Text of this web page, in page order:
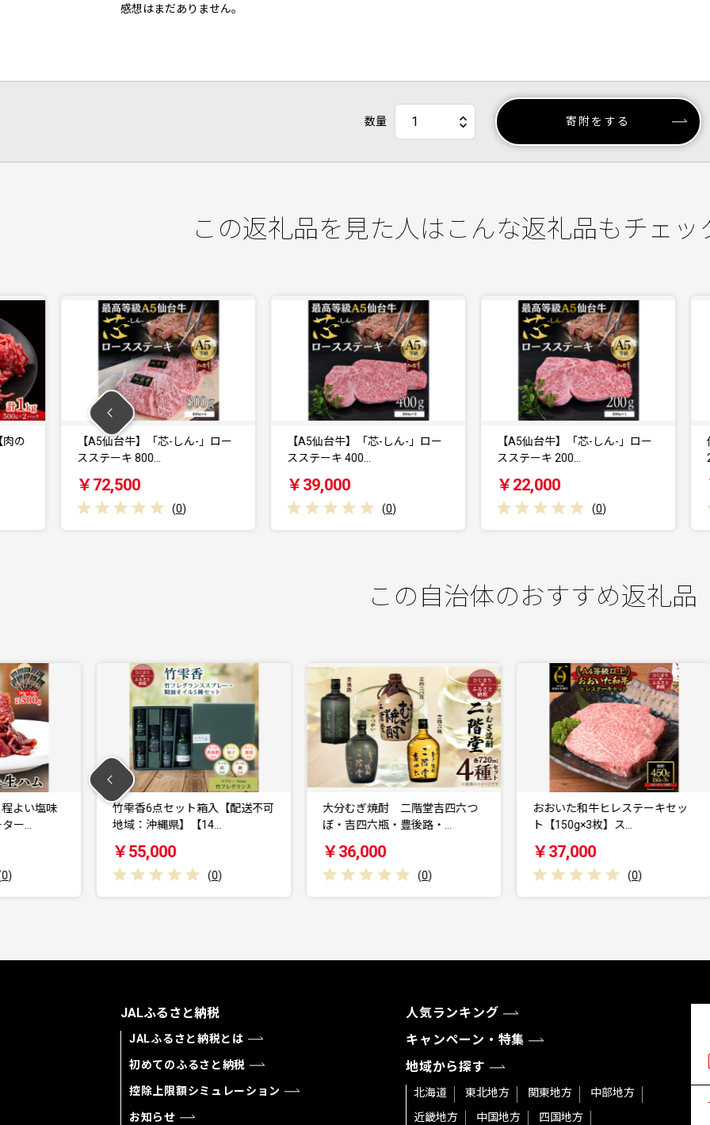
感想はまだありません。
数量 寄附をする
この返礼品を見た人はこんな返礼品もチェッ
芯-しん-」ロー
【A5仙台牛】「芯-しん-」ロー
スステーキ 400…
￥39,000
【A5仙台牛】「芯-しん-」ロー
スステーキ 200…
￥22,000
仙台厚切り 牛タン
2.0kg(500g×4) 本…
￥56,000
この自治体のおすすめ返礼品
箱入【配送不可
14…
大分むぎ焼酎 二階堂吉四六つ
ぼ・吉四六瓶・豊後路・…
￥36,000
おおいた和牛ヒレステーキセッ
ト【150g×3枚】ス…
￥37,000
大分むぎ焼酎 二階堂豊後路25
度(720ml)6本…
￥48,000
JALふるさと納税
JALふるさと納税とは
初めてのふるさと納税
控除上限額シミュレーション
お知らせ
人気ランキング
キャンペーン・特集
地域から探す
北海道 東北地方 関東地方
中部地方
近畿地方
中国地方 四国地方